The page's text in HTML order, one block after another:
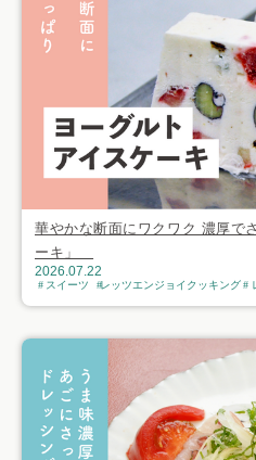
華やかな断面にワクワク 濃厚で
ーキ」
2026.07.22
スイーツ レッツエンジョイクッキング